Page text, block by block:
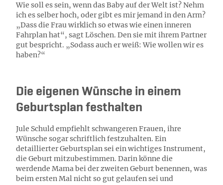
Wie soll es sein, wenn das Baby auf der Welt ist? Nehm
ich es selber hoch, oder gibt es mir jemand in den Arm?
„Dass die Frau wirklich so etwas wie einen inneren
Fahrplan hat“, sagt Löschen. Den sie mit ihrem Partner
gut bespricht. „Sodass auch er weiß: Wie wollen wir es
haben?“
Die eigenen Wünsche in einem
Geburtsplan festhalten
Jule Schuld empfiehlt schwangeren Frauen, ihre
Wünsche sogar schriftlich festzuhalten. Ein
detaillierter Geburtsplan sei ein wichtiges Instrument,
die Geburt mitzubestimmen. Darin könne die
werdende Mama bei der zweiten Geburt benennen, was
beim ersten Mal nicht so gut gelaufen sei und